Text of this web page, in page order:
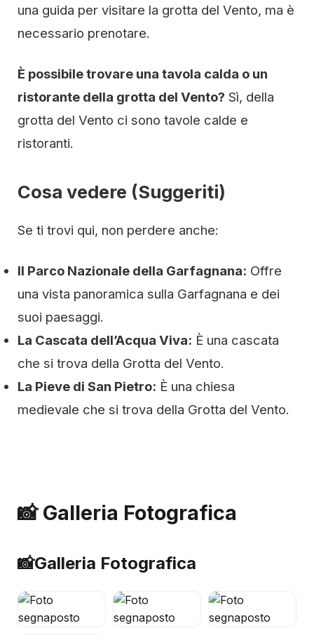
una guida per visitare la grotta del Vento, ma è
necessario prenotare.
È possibile trovare una tavola calda o un
ristorante della grotta del Vento? Sì, della
grotta del Vento ci sono tavole calde e
ristoranti.
Cosa vedere (Suggeriti)
Se ti trovi qui, non perdere anche:
Il Parco Nazionale della Garfagnana: Offre
una vista panoramica sulla Garfagnana e dei
suoi paesaggi.
La Cascata dell’Acqua Viva: È una cascata
che si trova della Grotta del Vento.
La Pieve di San Pietro: È una chiesa
medievale che si trova della Grotta del Vento.
📸 Galleria Fotografica
📸Galleria Fotografica